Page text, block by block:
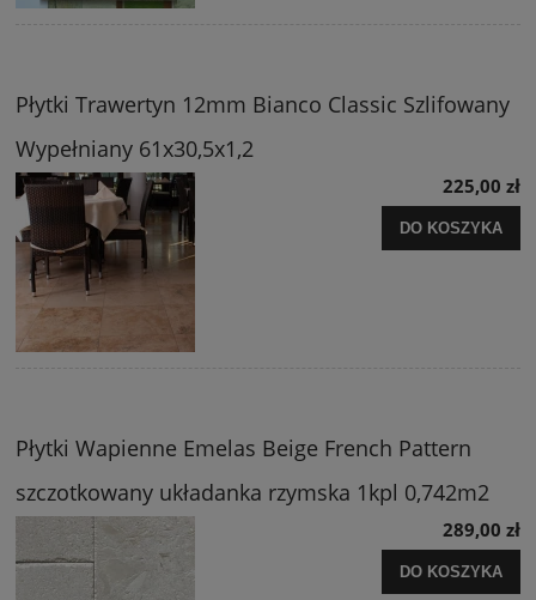
Płytki Trawertyn 12mm Bianco Classic Szlifowany
Wypełniany 61x30,5x1,2
225,00 zł
DO KOSZYKA
Płytki Wapienne Emelas Beige French Pattern
szczotkowany układanka rzymska 1kpl 0,742m2
289,00 zł
DO KOSZYKA